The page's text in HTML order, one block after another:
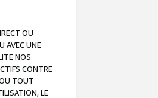
OU
AVEC UNE
NOS
CONTRE
TOUT
LE